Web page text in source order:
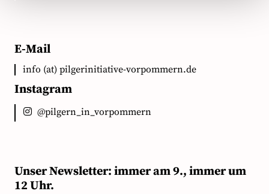
E-Mail
info (at) pilgerinitiative-vorpommern.de
Instagram
@pilgern_in_vorpommern
Unser Newsletter: immer am 9., immer um
12 Uhr.